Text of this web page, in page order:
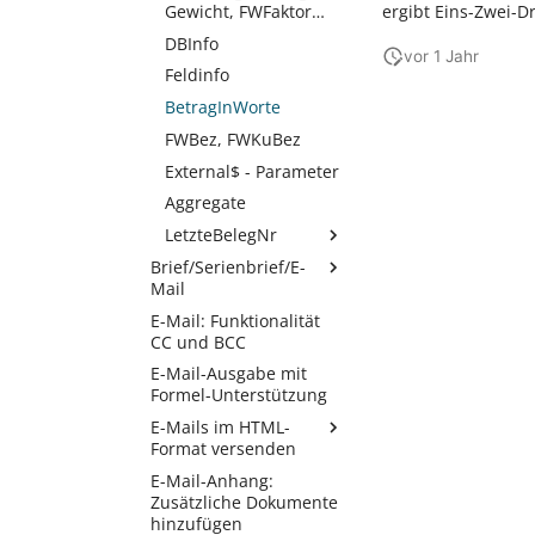
ergibt Eins-Zwei-
vor 1 Jahr
ausblenden
Seitenzähler
zurücksetzen
Animation für
Gewicht, FWFaktor…
DBInfo
Feldinfo
BetragInWorte
FWBez, FWKuBez
External$ - Parameter
Aggregate
LetzteBelegNr
Kennzeichen im
Druck zum Prüfen…
Parameter BelegNr
in der Funktion
LetzteBelegNr
Brief/Serienbrief/E-
Mail
Besonderheiten
Serienbrief
E-Mail: Funktionalität
CC und BCC
E-Mail-Ausgabe mit
Formel-Unterstützung
E-Mails im HTML-
Format versenden
E-Mails mithilfe des
HTML-Editors
gestalten
E-Mail-Anhang:
Zusätzliche Dokumente
hinzufügen